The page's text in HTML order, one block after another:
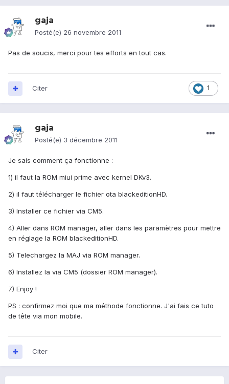
gaja
Posté(e) 26 novembre 2011
Pas de soucis, merci pour tes efforts en tout cas.
1
Citer
gaja
Posté(e) 3 décembre 2011
Je sais comment ça fonctionne :
1) il faut la ROM miui prime avec kernel DKv3.
2) il faut télécharger le fichier ota blackeditionHD.
3) Installer ce fichier via CM5.
4) Aller dans ROM manager, aller dans les paramètres pour mettre
en réglage la ROM blackeditionHD.
5) Telechargez la MAJ via ROM manager.
6) Installez la via CM5 (dossier ROM manager).
7) Enjoy !
PS : confirmez moi que ma méthode fonctionne. J'ai fais ce tuto
de tête via mon mobile.
Citer